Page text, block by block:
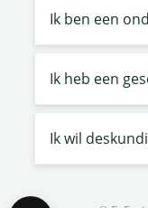
Ik ben een
Ik heb een
Ik wil